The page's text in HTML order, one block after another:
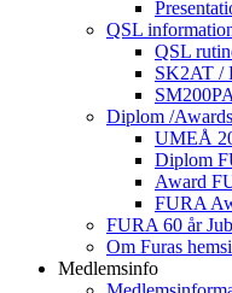
QSL
QSL
SK2AT /
Diplom /Awards
UMEÅ
Diplom
Award
FURA
FURA 60 år
Om Furas
Medlemsinfo